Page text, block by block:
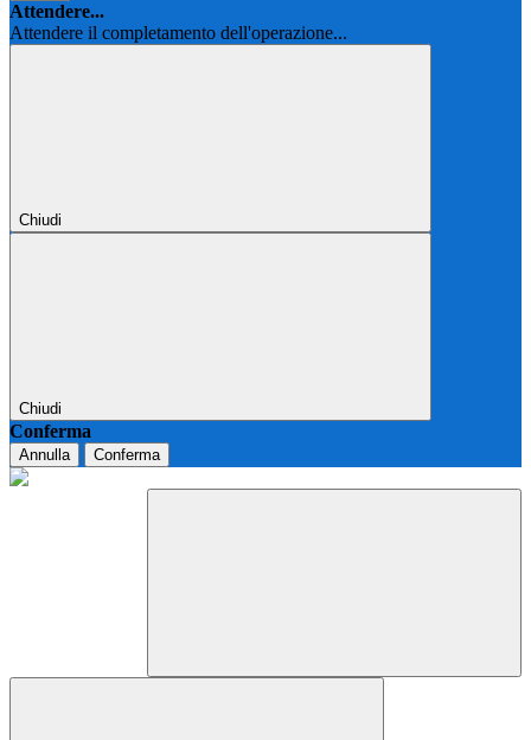
Attendere...
Attendere il completamento dell'operazione...
Chiudi
Chiudi
Conferma
Annulla Conferma